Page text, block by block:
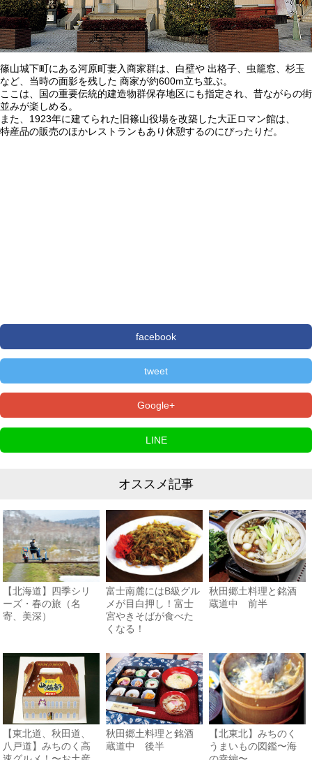
篠山城下町にある河原町妻入商家群は、白壁や 出格子、虫籠窓、杉玉
など、当時の面影を残した 商家が約600m立ち並ぶ。
ここは、国の重要伝統的建造物群保存地区にも指定され、昔ながらの街
並みが楽しめる。
また、1923年に建てられた旧篠山役場を改築した大正ロマン館は、
特産品の販売のほかレストランもあり休憩するのにぴったりだ。
facebook
tweet
Google+
LINE
オススメ記事
【北海道】四季シリ
ーズ・春の旅（名
寄、美深）
富士南麓にはB級グル
メが目白押し！富士
宮やきそばが食べた
くなる！
秋田郷土料理と銘酒
蔵道中 前半
【東北道、秋田道、
八戸道】みちのく高
秋田郷土料理と銘酒
蔵道中 後半
【北東北】みちのく
うまいもの図鑑〜海